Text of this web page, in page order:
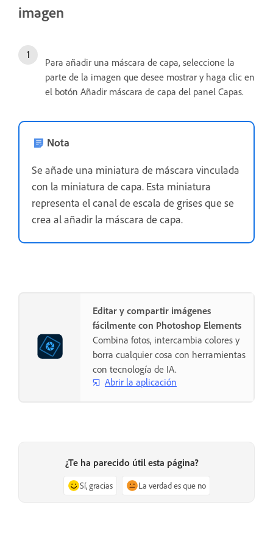
imagen
Para añadir una máscara de capa, seleccione la
parte de la imagen que desee mostrar y haga clic en
el botón Añadir máscara de capa del panel Capas.
Nota
Se añade una miniatura de máscara vinculada
con la miniatura de capa. Esta miniatura
representa el canal de escala de grises que se
crea al añadir la máscara de capa.
Editar y compartir imágenes
fácilmente con Photoshop Elements
Combina fotos, intercambia colores y
borra cualquier cosa con herramientas
con tecnología de IA.
Abrir la aplicación
¿Te ha parecido útil esta página?
Sí, gracias La verdad es que no